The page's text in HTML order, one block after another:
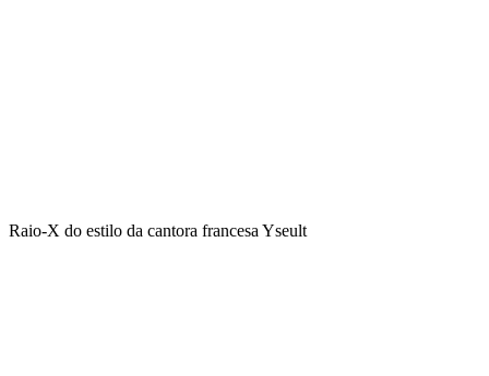
Raio-X do estilo da cantora francesa Yseult